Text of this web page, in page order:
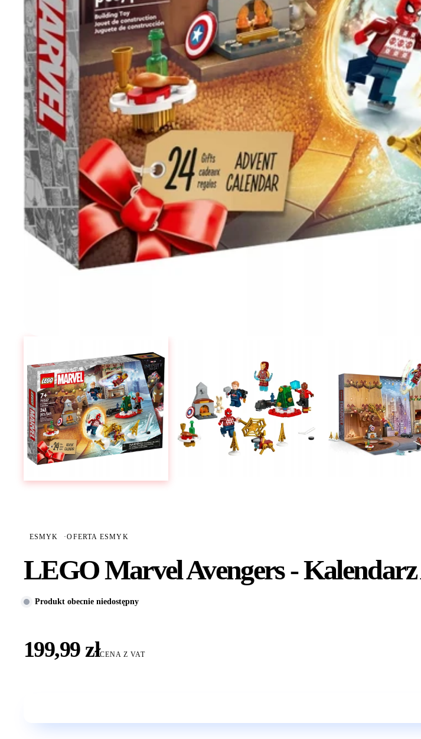
ESMYK ·OFERTA ESMYK
LEGO Marvel Avengers -
Produkt obecnie niedostępny
199,99 złCENA Z VAT